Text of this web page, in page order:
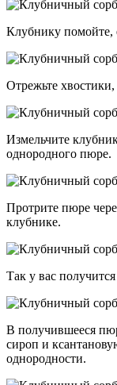
Клубнику помойте,
Отрежьте хвостики,
Измельчите
однородного пюре.
Протрите пюре
клубнике.
Так у вас
В получившееся
сироп и
однородности.